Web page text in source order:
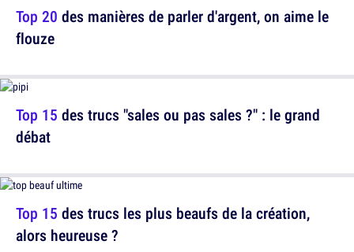
Top 15 des trucs "sales ou pas sales ?" : le grand
débat
Top 20 des manières de parler d'argent, on aime le
flouze
Top 15 des trucs les plus beaufs de la création,
alors heureuse ?